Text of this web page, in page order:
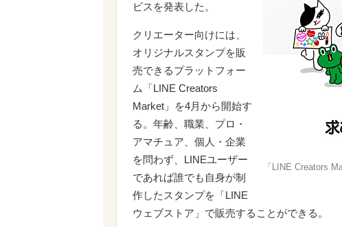
「LINE Creators
ビスを発表した。
クリエーター向けには、
オリジナルスタンプを販
売できるプラットフォー
ム「LINE Creators
Market」を4月から開始す
る。年齢、職業、プロ・
アマチュア、個人・企業
を問わず、LINEユーザー
であれば誰でも自身が制
作したスタンプを「LINE
ウェブストア」で販売することができる。